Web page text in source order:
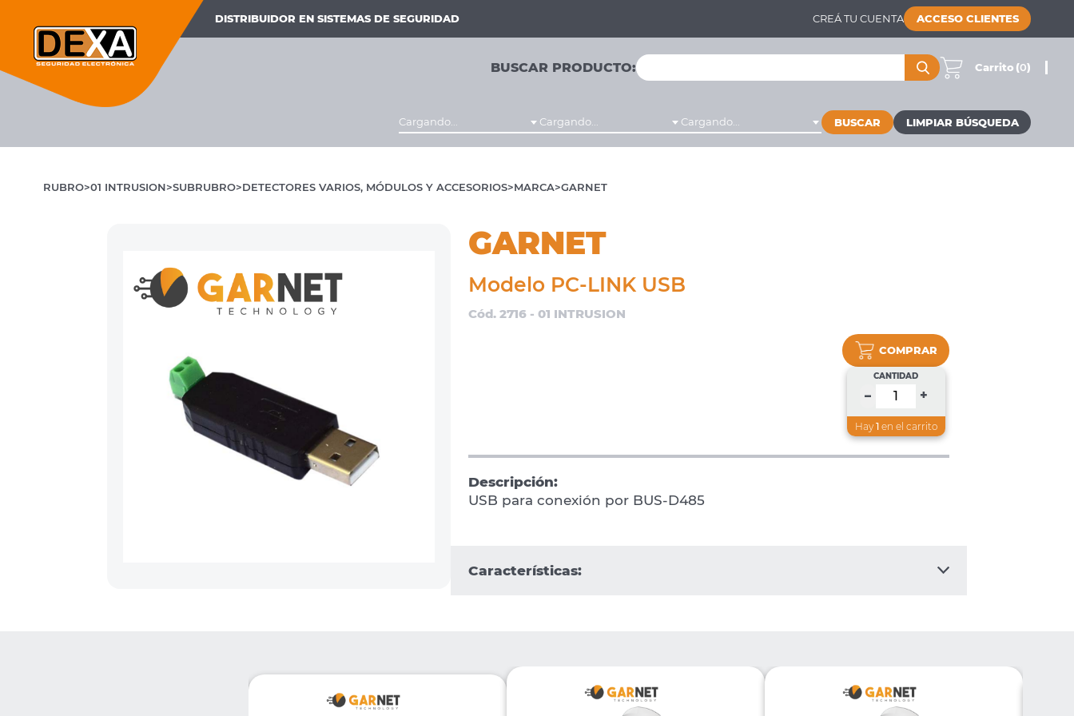
DISTRIBUIDOR EN SISTEMAS DE SEGURIDAD CREÁ TU CUENTA ACCESO CLIENTES
BUSCAR PRODUCTO: Carrito (0)
Cargando... Cargando... Cargando... BUSCAR
RUBRO 01 INTRUSION SUBRUBRO DETECTORES VARIOS, MÓDULOS Y ACCESORIOS MARCA GARNET
GARNET
Modelo PC-LINK USB
Cód. 2716 - 01 INTRUSION
COMPRAR
CANTIDAD
– +
Hay 1en el carrito
Descripción:
USB para conexión por BUS-D485
Características: